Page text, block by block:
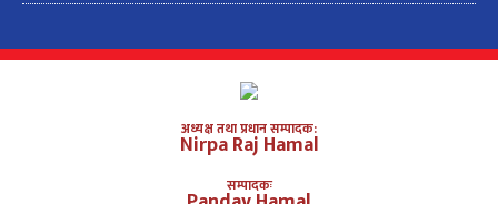
अध्यक्ष तथा प्रधान सम्पादक:
Nirpa Raj Hamal
सम्पादकः